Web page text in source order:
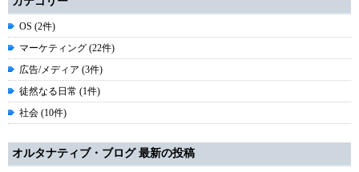
OS (2件)
マーケティング (22件)
広告/メディア (3件)
徒然なる日常 (1件)
社会 (10件)
オルタナティブ・ブログ 最新の投稿